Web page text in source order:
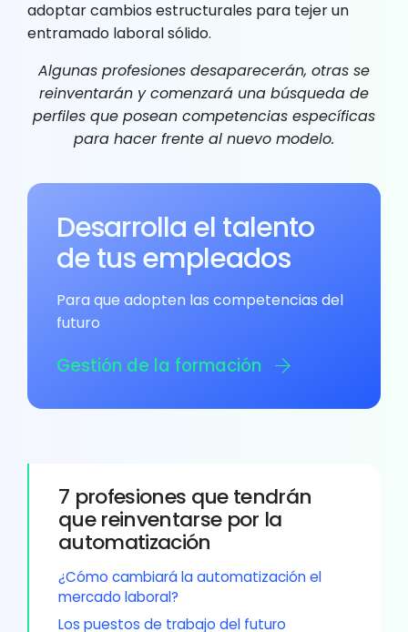
adoptar cambios estructurales para tejer un
entramado laboral sólido.
Algunas profesiones desaparecerán, otras se
reinventarán y comenzará una búsqueda de
perfiles que posean competencias específicas
para hacer frente al nuevo modelo.
Desarrolla el talento
de tus empleados
Para que adopten las competencias del
futuro
Gestión de la formación
7 profesiones que tendrán
que reinventarse por la
automatización
¿Cómo cambiará la automatización el
mercado laboral?
Los puestos de trabajo del futuro